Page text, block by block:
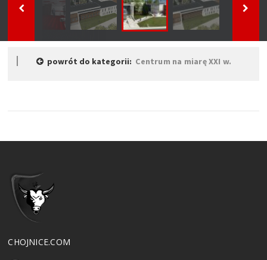
powrót do kategorii: Centrum na miarę XXI w.
CHOJNICE.COM